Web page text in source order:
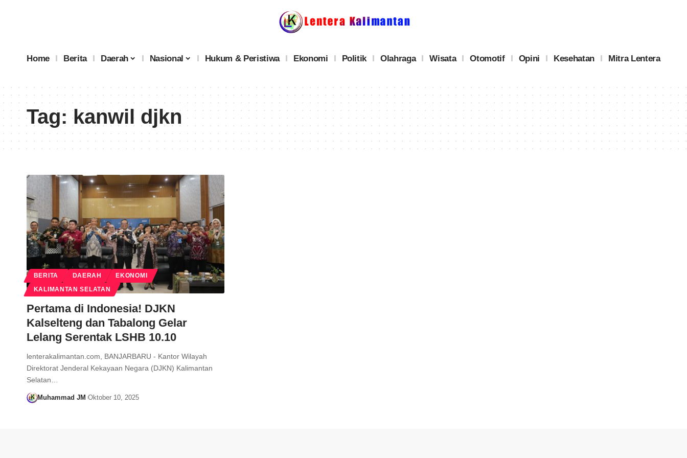
Home Berita Daerah Nasional Hukum & Peristiwa Ekonomi Politik Olahraga Wisata Otomotif Opini Kesehatan Mitra Lentera
Tag:kanwil djkn
BERITA DAERAH EKONOMI
KALIMANTAN SELATAN
Pertama di Indonesia! DJKN
Kalselteng dan Tabalong Gelar
Lelang Serentak LSHB 10.10
lenterakalimantan.com, BANJARBARU - Kantor Wilayah
Direktorat Jenderal Kekayaan Negara (DJKN) Kalimantan
Selatan…
Muhammad JM Oktober 10, 2025